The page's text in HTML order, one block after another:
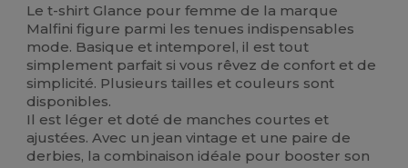
Le t-shirt Glance pour femme de la marque
Malfini figure parmi les tenues indispensables
mode. Basique et intemporel, il est tout
simplement parfait si vous rêvez de confort et de
simplicité. Plusieurs tailles et couleurs sont
disponibles.
Il est léger et doté de manches courtes et
ajustées. Avec un jean vintage et une paire de
derbies, la combinaison idéale pour booster son